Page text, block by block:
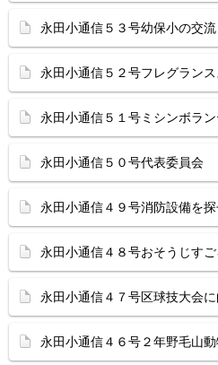
永田小通信５３号幼保小の交流
永田小通信５２号フレグラン
永田小通信５１号ミシンボラ
永田小通信５０号代表委員会
永田小通信４９号消防設備を
永田小通信４８号おそうじすご
永田小通信４７号区球技大会
永田小通信４６号２年野毛山動